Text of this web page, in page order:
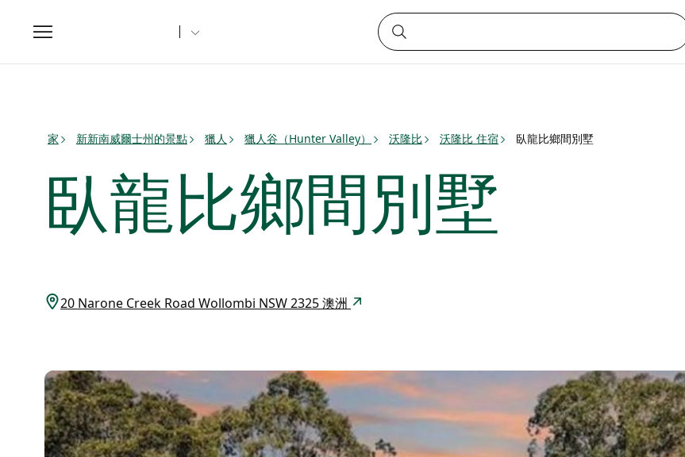
Toggle
navigation
家 新新南威爾士州的景點 獵人 獵人谷（Hunter Valley） 沃隆比 沃隆比 住宿 臥龍比鄉間別墅
臥龍比鄉間別墅
20 Narone Creek Road Wollombi NSW 2325 澳洲